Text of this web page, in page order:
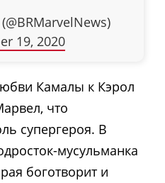
19, 2020
Камалы к Кэрол
что
супергероя. В
мусульманка
боготворит и